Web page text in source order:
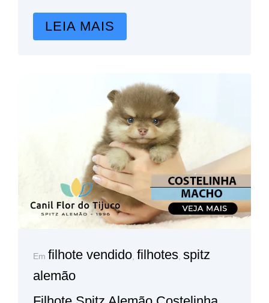
LEIA MAIS
Em filhote vendido filhotes spitz
alemão